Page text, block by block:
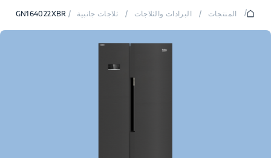
/ المنتجات / البرادات والثلاجات / ثلاجات جانبية /
GN164022XBR